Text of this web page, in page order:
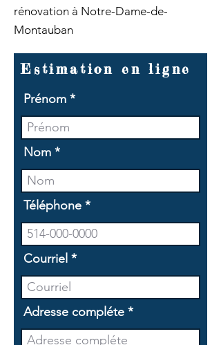
rénovation à Notre-Dame-de-
Montauban
Estimation en ligne
Prénom
Nom
Téléphone
Courriel
Adresse compléte